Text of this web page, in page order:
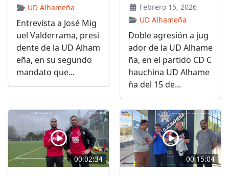
UD Alhameña
Entrevista a José Mig
uel Valderrama, presi
dente de la UD Alham
eña, en su segundo
mandato que...
Febrero 15, 2026
UD Alhameña
Doble agresión a jug
ador de la UD Alhame
ña, en el partido CD C
hauchina UD Alhame
ña del 15 de...
00:02:34 00:15:04